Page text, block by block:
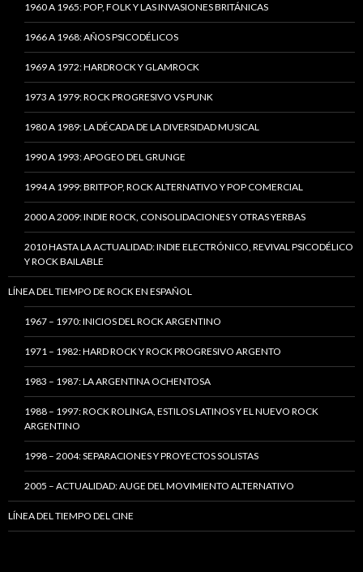
1960 A 1965: POP, FOLK Y LAS INVASIONES BRITÁNICAS
1966 A 1968: AÑOS PSICODÉLICOS
1969 A 1972: HARDROCK Y GLAMROCK
1973 A 1979: ROCK PROGRESIVO VS PUNK
1980 A 1989: LA DÉCADA DE LA DIVERSIDAD MUSICAL
1990 A 1993: APOGEO DEL GRUNGE
1994 A 1999: BRITPOP, ROCK ALTERNATIVO Y POP COMERCIAL
2000 A 2009: INDIE ROCK, CONSOLIDACIONES Y OTRAS YERBAS
2010 HASTA LA ACTUALIDAD: INDIE ELECTRÓNICO, REVIVAL PSICODÉLICO
Y ROCK BAILABLE
LÍNEA DEL TIEMPO DE ROCK EN ESPAÑOL
1967 – 1970: INICIOS DEL ROCK ARGENTINO
1971 – 1982: HARD ROCK Y ROCK PROGRESIVO ARGENTO
1983 – 1987: LA ARGENTINA OCHENTOSA
1988 – 1997: ROCK ROLINGA, ESTILOS LATINOS Y EL NUEVO ROCK
ARGENTINO
1998 – 2004: SEPARACIONES Y PROYECTOS SOLISTAS
2005 – ACTUALIDAD: AUGE DEL MOVIMIENTO ALTERNATIVO
LÍNEA DEL TIEMPO DEL CINE